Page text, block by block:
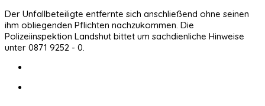
Der Unfallbeteiligte entfernte sich anschließend ohne seinen
ihm obliegenden Pflichten nachzukommen. Die
Polizeiinspektion Landshut bittet um sachdienliche Hinweise
unter 0871 9252 - 0.